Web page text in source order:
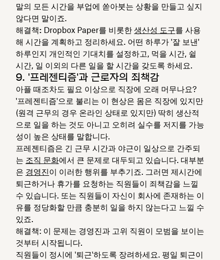
말의 모든 시간을 부업에 쏟아붓는 상황을 만들고 싶지
않다면 말이죠.
해결책: Dropbox Paper를 비롯한 생산성 도구를 사용
해 시간을 계획하고 정리하세요. 어떤 하루가 '잘 보낸'
하루인지 개인적인 기대치를 설정하고, 먹을 시간, 쉴
시간, 일 이외의 다른 일을 할 시간을 갖도록 하세요.
9. '프레젠티즘'과 근로자의 죄책감
아플 때조차도 필요 이상으로 직장에 오래 머무나요?
'프레젠티즘'으로 불리는 이 현상은 몸은 직장에 있지만
(원격 근무의 경우 온라인 상태로 있지만) 딱히 생산적
으로 일을 하는 것도 아니고 오히려 실수를 저지를 가능
성이 높은 상태를 말합니다.
프레젠티즘은 긴 근무 시간과 야근이 일상으로 간주되
는 조직 문화에서 큰 문제로 대두되고 있습니다. 대부분
은 경영진이 이러한 행위를 부추기죠. 그러면 제시간에
퇴근하거나 휴가를 요청하는 직원들이 죄책감을 느낄
수 있습니다. 또는 직원들이 자신이 회사에 존재하는 이
유를 정당화할 만큼 충분히 일을 하지 않는다고 느낄 수
있죠.
해결책: 이 문제는 경영진과 고위 직원이 모범을 보이는
것부터 시작됩니다.
직원들이 정시에 '퇴근'하도록 장려하세요. 평일 퇴근이